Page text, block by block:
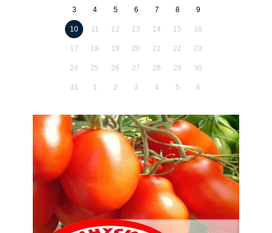
3 4 5 6 7 8 9
10 11 12 13 14 15 16
17 18 19 20 21 22 23
24 25 26 27 28 29 30
31 1 2 3 4 5 6